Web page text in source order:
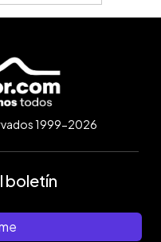
1999-2026
boletín